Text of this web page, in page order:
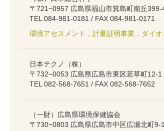
〒721−0957 広島県福山市箕島町南丘399-
TEL 084-981-0181 / FAX 084-981-0171
環境アセスメント，計量証明事業，ダイ
日本テクノ（株）
〒732−0053 広島県広島市東区若草町12-1
TEL 082-568-7651 / FAX 082-568-7652
（一財）広島県環境保健協会
〒730−0803 広島県広島市中区広瀬北町9-1